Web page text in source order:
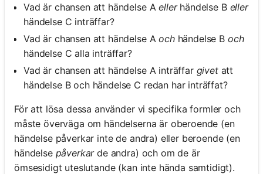
Vad är chansen att händelse Aellerhändelse B eller
händelse C inträffar?
Vad är chansen att händelse Aochhändelse B och
händelse C alla inträffar?
Vad är chansen att händelse A inträffar givetatt
händelse B och händelse C redan har inträffat?
För att lösa dessa använder vi specifika formler och
måste överväga om händelserna är oberoende (en
händelse påverkar inte de andra) eller beroende (en
händelse påverkarde andra) och om de är
ömsesidigt uteslutande (kan inte hända samtidigt).